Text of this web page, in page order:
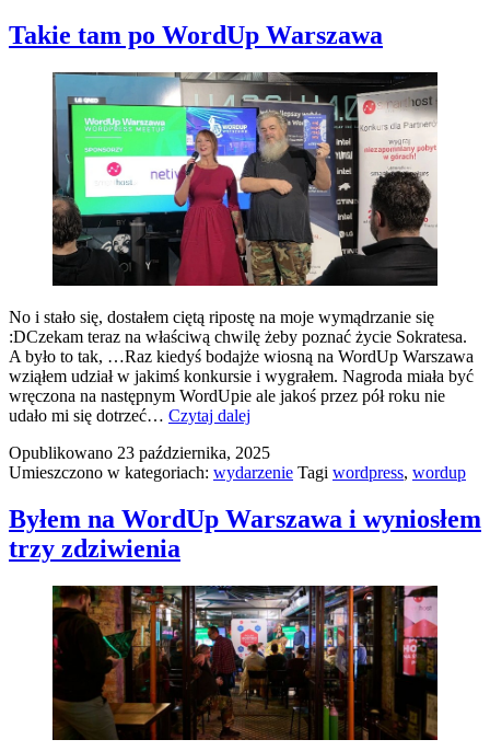
Takie tam po WordUp Warszawa
No i stało się, dostałem ciętą ripostę na moje wymądrzanie się
:DCzekam teraz na właściwą chwilę żeby poznać życie Sokratesa.
A było to tak, …Raz kiedyś bodajże wiosną na WordUp Warszawa
wziąłem udział w jakimś konkursie i wygrałem. Nagroda miała być
wręczona na następnym WordUpie ale jakoś przez pół roku nie
udało mi się dotrzeć… Czytaj dalej
po
WordUp
Opublikowano 23 października, 2025
Umieszczono w kategoriach: wydarzenie Tagi wordpress, wordup
Byłem na WordUp Warszawa i wyniosłem
trzy zdziwienia